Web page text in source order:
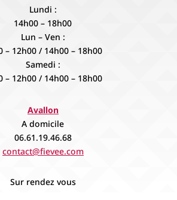
Lundi :
14h00 – 18h00
Lun – Ven :
– 12h00 / 14h00 – 18h00
Samedi :
– 12h00 / 14h00 – 18h00
Avallon
A domicile
06.61.19.46.68
contact@fievee.com
Sur rendez vous